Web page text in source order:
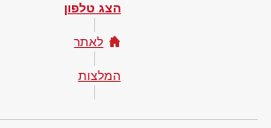
הצג טלפון
לאתר
המלצות